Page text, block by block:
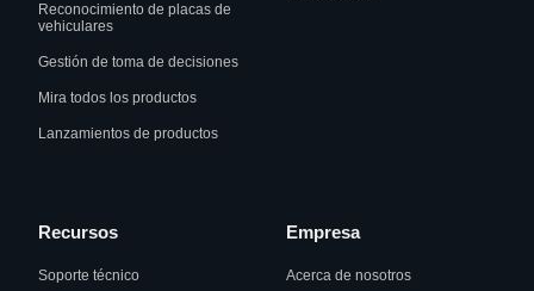
Reconocimiento de placas de
vehiculares
Gestión de toma de decisiones
Mira todos los productos
Lanzamientos de productos
Recursos
Soporte técnico
Empresa
Acerca de nosotros